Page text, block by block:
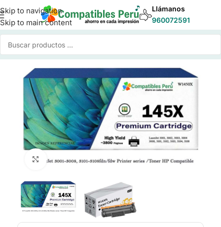
Skip to navigation
Skip to main content
Llámanos
960072591
Inicio/Toner para Impresoras/Toner Compatible HP
Click to enlarge